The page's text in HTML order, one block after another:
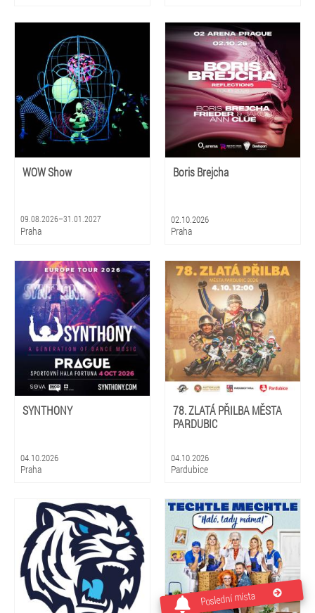
WOW Show
09.08.2026–31.01.2027
Praha
Boris Brejcha
02.10.2026
Praha
SYNTHONY
04.10.2026
Praha
78. ZLATÁ PŘILBA MĚSTA
PARDUBIC
04.10.2026
Pardubice
Poslední místa